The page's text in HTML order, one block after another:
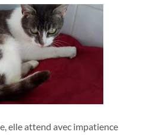
elle attend avec impatience